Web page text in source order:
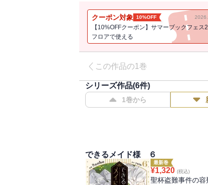
クーポン対象 10%OFF
【10%OFFクーポン】サマーブックフェス
フロアで使える
この作品の1巻
シリーズ作品(6件)
1巻から
できるメイド様 ６
最新巻
¥1,320 (税込)
聖杯盗難事件の